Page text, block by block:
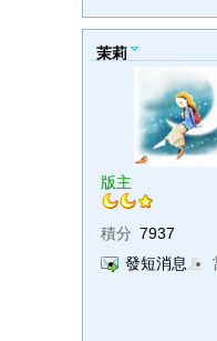
茉莉
版主
積分 7937
發短消息